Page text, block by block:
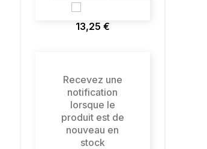
Prix
13,25 €
Recevez une
notification
lorsque le
produit est de
nouveau en
stock